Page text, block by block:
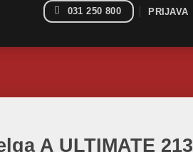
031 250 800 PRIJAVA
A ULTIMATE 213